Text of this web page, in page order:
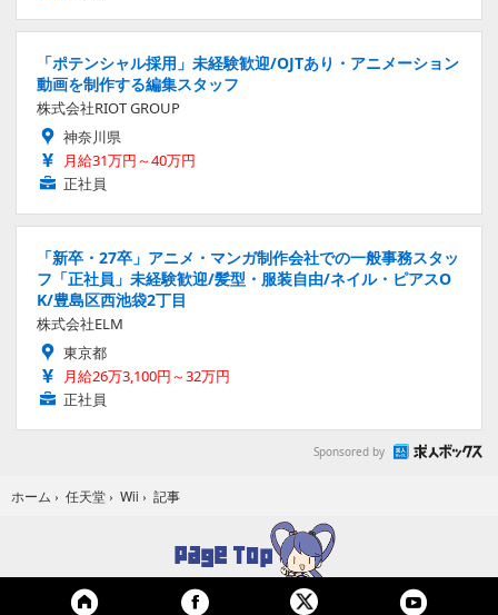
「ポテンシャル採用」未経験歓迎/OJTあり・アニメーション
動画を制作する編集スタッフ
株式会社RIOT GROUP
神奈川県
月給31万円～40万円
正社員
「新卒・27卒」アニメ・マンガ制作会社での一般事務スタッ
フ「正社員」未経験歓迎/髪型・服装自由/ネイル・ピアスO
K/豊島区西池袋2丁目
株式会社ELM
東京都
月給26万3,100円～32万円
正社員
Sponsored by
ホーム › 任天堂 › Wii › 記事